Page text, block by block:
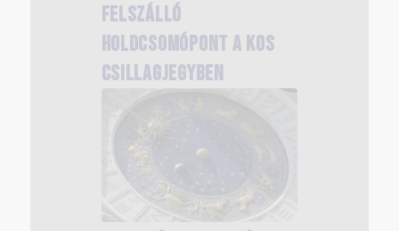
Felszálló
holdcsomópont a Kos
csillagjegyben
Jóslás vagy
tanácsadás? 1.